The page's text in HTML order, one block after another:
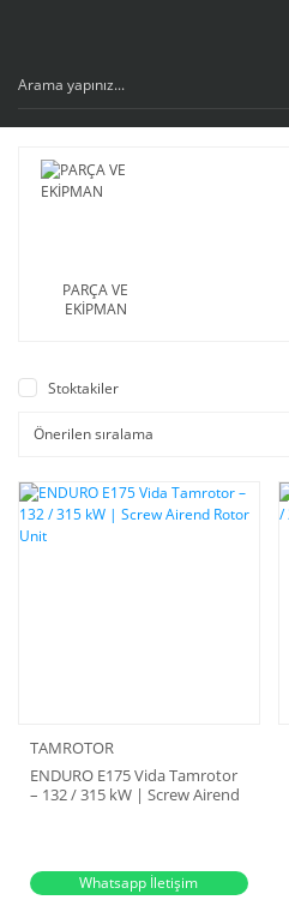
PARÇA VE
EKİPMAN
Stoktakiler
TAMROTOR
ENDURO E175 Vida Tamrotor
– 132 / 315 kW | Screw Airend
Whatsapp İletişim